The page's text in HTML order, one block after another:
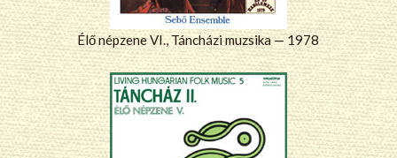
Élő népzene VI., Táncházi muzsika — 1978